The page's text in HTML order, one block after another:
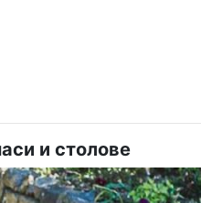
и столове